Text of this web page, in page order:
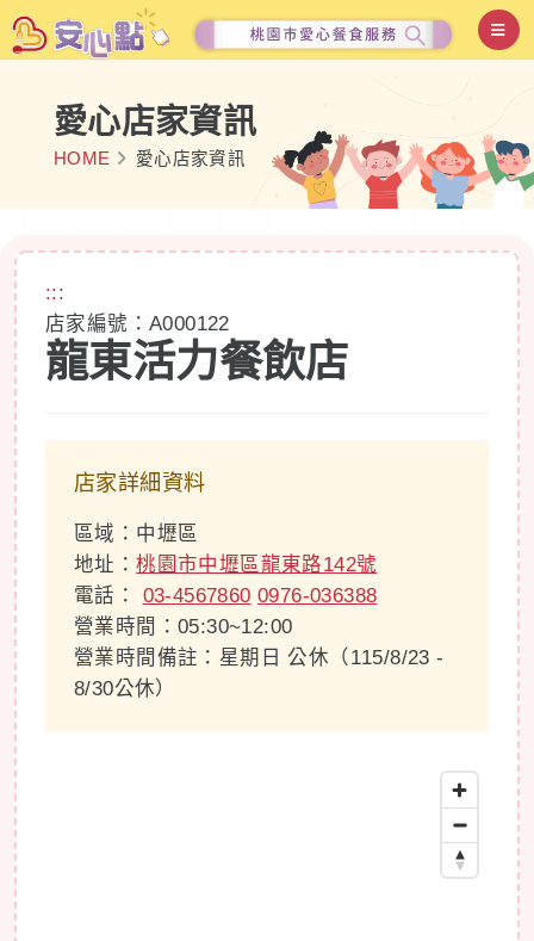
愛心店家資訊
HOME 愛心店家資訊
:::
店家編號：A000122
龍東活力餐飲店
店家詳細資料
區域：中壢區
地址：桃園市中壢區龍東路142號
電話： 03-4567860 0976-036388
營業時間：05:30~12:00
營業時間備註：星期日 公休（115/8/23 -
8/30公休）